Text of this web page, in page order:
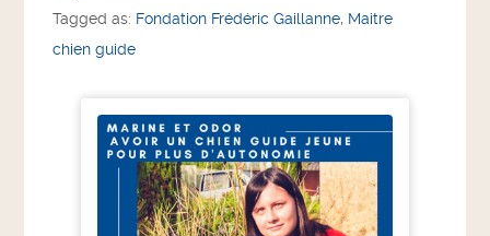
Tagged as: Fondation Frédéric Gaillanne, Maitre
chien guide